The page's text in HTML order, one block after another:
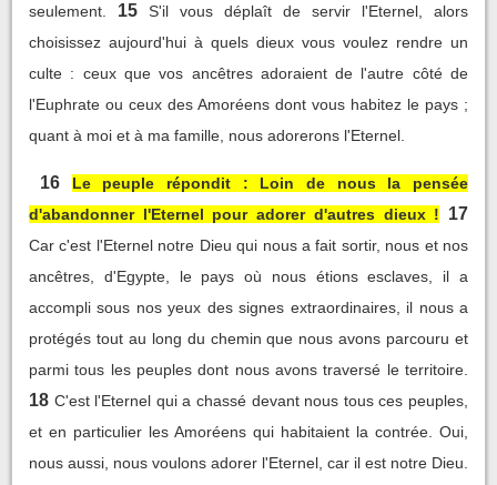
seulement.
15
S'il vous déplaît de servir l'Eternel, alors
choisissez aujourd'hui à quels dieux vous voulez rendre un
culte : ceux que vos ancêtres adoraient de l'autre côté de
l'Euphrate ou ceux des Amoréens dont vous habitez le pays ;
quant à moi et à ma famille, nous adorerons l'Eternel.
16
Le peuple répondit : Loin de nous la pensée
d'abandonner l'Eternel pour adorer d'autres dieux !
17
Car c'est l'Eternel notre Dieu qui nous a fait sortir, nous et nos
ancêtres, d'Egypte, le pays où nous étions esclaves, il a
accompli sous nos yeux des signes extraordinaires, il nous a
protégés tout au long du chemin que nous avons parcouru et
parmi tous les peuples dont nous avons traversé le territoire.
18 C'est l'Eternel qui a chassé devant nous tous ces peuples,
et en particulier les Amoréens qui habitaient la contrée. Oui,
nous aussi, nous voulons adorer l'Eternel, car il est notre Dieu.